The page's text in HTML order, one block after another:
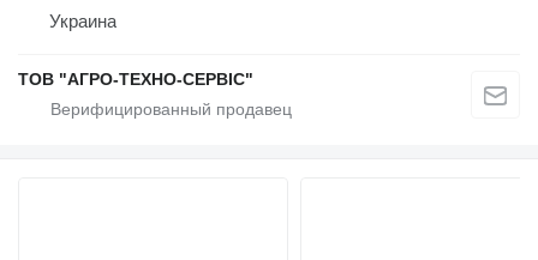
Украина
ТОВ "АГРО-ТЕХНО-СЕРВІС"